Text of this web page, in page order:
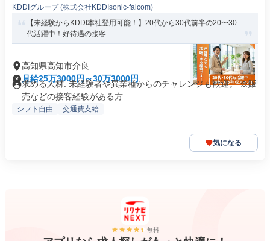
KDDIグループ (株式会社KDDIsonic-falcom)
【未経験からKDDI本社登用可能！】20代から30代前半の20〜30
代活躍中！好待遇の接客...
高知県高知市介良
月給25万3000円～30万3000円
求める人材: 未経験者や異業種からのチャレンジも歓迎。 ※販
売などの接客経験がある方...
シフト自由 交通費支給
気になる
無料